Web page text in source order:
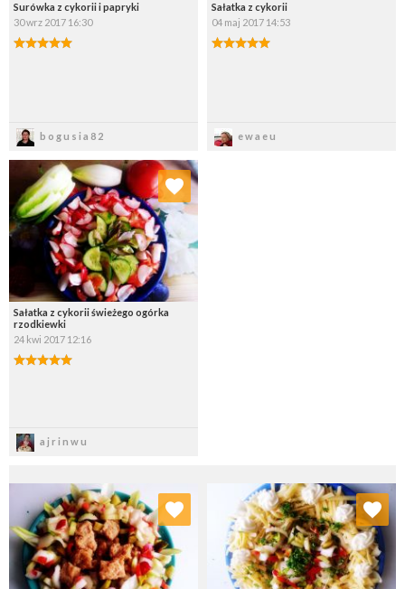
Surówka z cykorii i papryki
30 wrz 2017 16:30
bogusia82
Sałatka z cykorii
04 maj 2017 14:53
ewaeu
Sałatka z cykorii świeżego ogórka
rzodkiewki
24 kwi 2017 12:16
ajrinwu
Dodaj do ulubionych
Wybierz listę:
Dodaj do ulubionych
Wybierz listę:
Dodaj do ulubionych
Wybierz listę: